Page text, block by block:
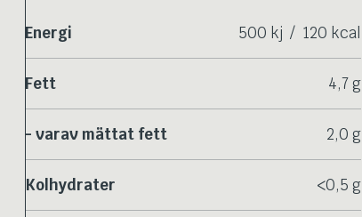
Energi 500 kj / 120 kcal
Fett 4,7 g
- varav mättat fett 2,0 g
Kolhydrater <0,5 g